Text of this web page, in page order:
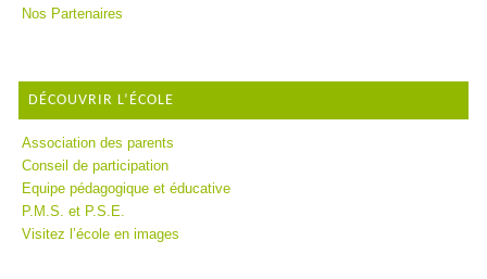
Nos Partenaires
DÉCOUVRIR L’ÉCOLE
Association des parents
Conseil de participation
Equipe pédagogique et éducative
P.M.S. et P.S.E.
Visitez l’école en images